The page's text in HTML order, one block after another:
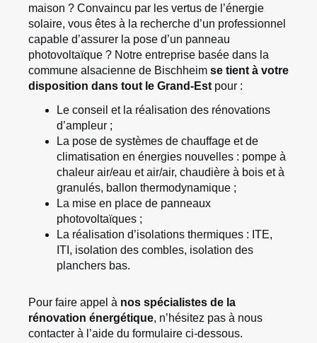
maison ? Convaincu par les vertus de l’énergie
solaire, vous êtes à la recherche d’un professionnel
capable d’assurer la pose d’un panneau
photovoltaïque ? Notre entreprise basée dans la
commune alsacienne de Bischheim se tient à votre
disposition dans tout le Grand-Est pour :
Le conseil et la réalisation des rénovations
d’ampleur ;
La pose de systèmes de chauffage et de
climatisation en énergies nouvelles : pompe à
chaleur air/eau et air/air, chaudière à bois et à
granulés, ballon thermodynamique ;
La mise en place de panneaux
photovoltaïques ;
La réalisation d’isolations thermiques : ITE,
ITI, isolation des combles, isolation des
planchers bas.
Pour faire appel à nos spécialistes de la
rénovation énergétique, n’hésitez pas à nous
contacter à l’aide du formulaire ci-dessous.